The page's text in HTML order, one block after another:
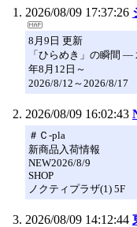
2026/08/09 17:37:26
8月9日 更新
「ひらめき」の瞬間
年8月12日～
2026/8/12～2026/8/17
2026/08/09 16:02:43
＃Ｃ-pla
新商品入荷情報
NEW2026/8/9
SHOP
ノクティプラザ(1) 5F
2026/08/09 14:12:44